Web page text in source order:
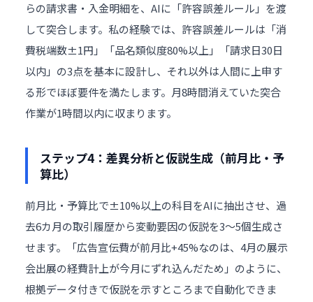
らの請求書・入金明細を、AIに「許容誤差ルール」を渡
して突合します。私の経験では、許容誤差ルールは「消
費税端数±1円」「品名類似度80%以上」「請求日30日
以内」の3点を基本に設計し、それ以外は人間に上申す
る形でほぼ要件を満たします。月8時間消えていた突合
作業が1時間以内に収まります。
ステップ4：差異分析と仮説生成（前月比・予
算比）
前月比・予算比で±10%以上の科目をAIに抽出させ、過
去6カ月の取引履歴から変動要因の仮説を3〜5個生成さ
せます。「広告宣伝費が前月比+45%なのは、4月の展示
会出展の経費計上が今月にずれ込んだため」のように、
根拠データ付きで仮説を示すところまで自動化できま